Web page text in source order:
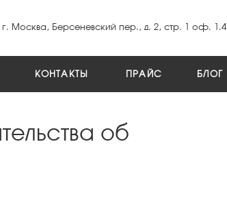
г. Москва, Берсеневский пер., д. 2, стр. 1 оф. 1.4
КОНТАКТЫ ПРАЙС БЛОГ
об